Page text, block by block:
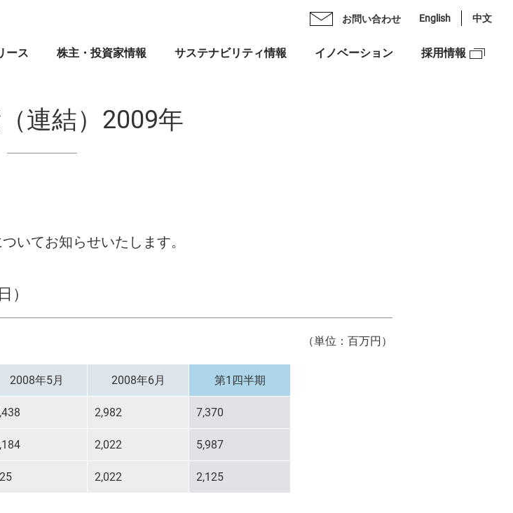
連結）2009年
いてお知らせいたします。
）
（単位：百万円）
2008年5月 2008年6月 第1四半期
2,982 7,370
2,022 5,987
2,022 2,125
English 中文
お問い合わせ
ジ CEOメッセージ
トメント
ゆみ
株式会社
ープ株式会社
セットマネジメント株式会社
式会社 株式会社ヴィリング
マネックスライフセトルメント株式会社
ース 株主・投資家情報
IRライブラリ
サステナビリティ情報
マネックスグループの多彩力
ART IN THE OFFICE
イノベーション 採用情報